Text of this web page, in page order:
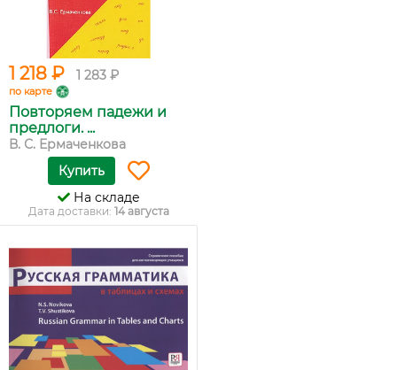
1 218 ₽ 1 283 ₽
по карте
Повторяем падежи и
предлоги. ...
В. С. Ермаченкова
Купить
На складе
Дата доставки: 14 августа